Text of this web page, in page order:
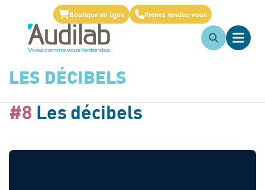
Boutique en ligne Prenez rendez-vous
LES DÉCIBELS
#8 Les décibels